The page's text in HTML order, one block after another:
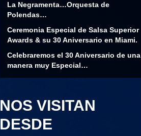
La Negramenta…Orquesta de
Polendas…
Ceremonia Especial de Salsa Superior
Awards & su 30 Aniversario en Miami.
Celebraremos el 30 Aniversario de una
manera muy Especial…
NOS VISITAN
DESDE